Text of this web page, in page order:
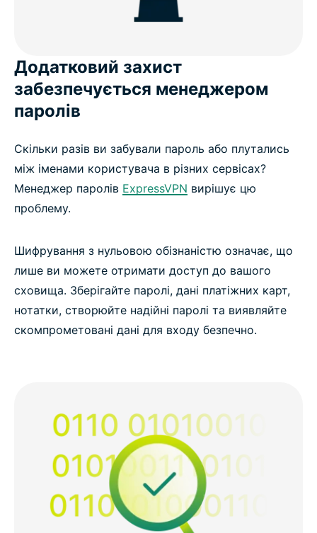
Додатковий захист
забезпечується менеджером
паролів
Скільки разів ви забували пароль або плутались
між іменами користувача в різних сервісах?
Менеджер паролів ExpressVPN вирішує цю
проблему.
Шифрування з нульовою обізнаністю означає, що
лише ви можете отримати доступ до вашого
сховища. Зберігайте паролі, дані платіжних карт,
нотатки, створюйте надійні паролі та виявляйте
скомпрометовані дані для входу безпечно.